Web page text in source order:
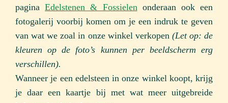
paginaEdelstenen & Fossielenonderaan ook een
fotogalerij voorbij komen om je een indruk te geven
van wat we zoal in onze winkel verkopen (Let op: de
kleuren op de foto’s kunnen per beeldscherm erg
verschillen).
Wanneer je een edelsteen in onze winkel koopt, krijg
je daar een kaartje bij met wat meer uitgebreide